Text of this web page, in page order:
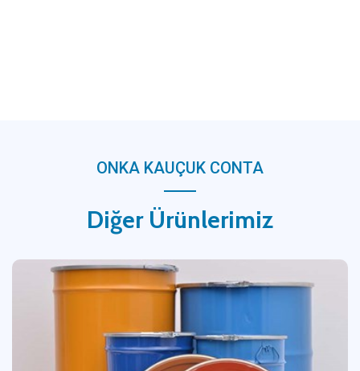
ONKA KAUÇUK CONTA
Diğer Ürünlerimiz